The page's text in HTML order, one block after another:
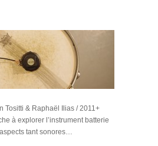
Tositti & Raphaël Ilias / 2011+
à explorer l’instrument batterie
tant sonores…